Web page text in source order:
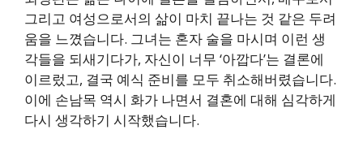
그리고 여성으로서의 삶이 마치 끝나는 것 같은 두려
움을 느꼈습니다. 그녀는 혼자 술을 마시며 이런 생
각들을 되새기다가, 자신이 너무 ‘아깝다’는 결론에
이르렀고, 결국 예식 준비를 모두 취소해버렸습니다.
이에 손남목 역시 화가 나면서 결혼에 대해 심각하게
다시 생각하기 시작했습니다.